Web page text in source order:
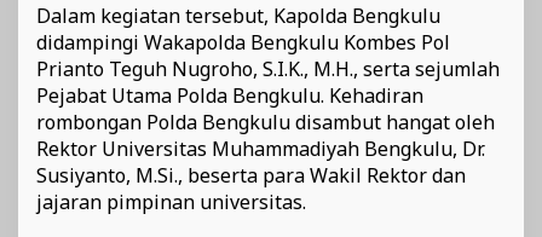
Dalam kegiatan tersebut, Kapolda Bengkulu
didampingi Wakapolda Bengkulu Kombes Pol
Prianto Teguh Nugroho, S.I.K., M.H., serta sejumlah
Pejabat Utama Polda Bengkulu. Kehadiran
rombongan Polda Bengkulu disambut hangat oleh
Rektor Universitas Muhammadiyah Bengkulu, Dr.
Susiyanto, M.Si., beserta para Wakil Rektor dan
jajaran pimpinan universitas.